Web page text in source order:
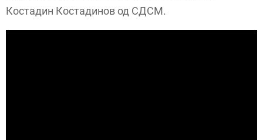
Костадин Костадинов од СДСМ.